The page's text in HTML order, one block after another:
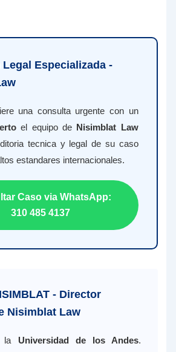
Especializada -
una consulta urgente con un
el equipo de Nisimblat Law
tecnica y legal de su caso
estandares internacionales.
Caso via WhatsApp:
310 485 4137
- Director
Nisimblat Law
la Universidad de los Andes.